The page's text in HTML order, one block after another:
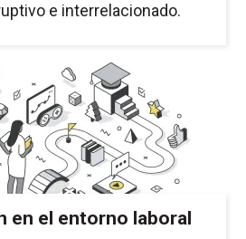
e interrelacionado.
en el entorno laboral